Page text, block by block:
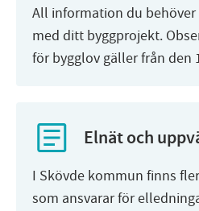
All information du
med ditt byggprojekt.
för bygglov gäller från den
Elnät och
I Skövde kommun finns
som ansvarar för